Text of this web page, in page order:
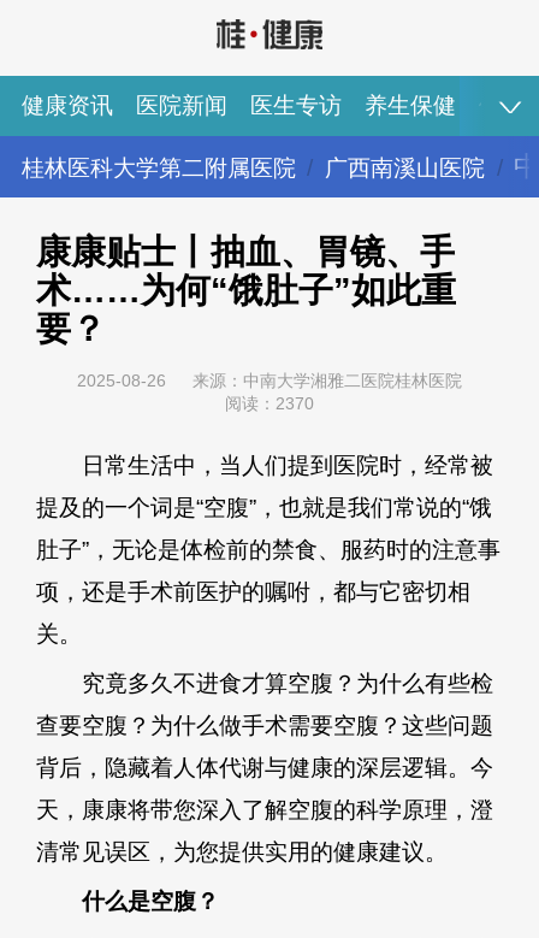
健康资讯 医院新闻 医生专访 养生保健 健康
桂林医科大学第二附属医院 广西南溪山医院
健康资讯 医院新闻 医生专访 养生保健 健康视频
专家推荐 图说健康
康康贴士丨抽血、胃镜、手
术……为何“饿肚子”如此重
要？
2025-08-26
来源：中南大学湘雅二医院桂林医院
阅读：2370
日常生活中，当人们提到医院时，经常被
提及的一个词是“空腹”，也就是我们常说的“饿
肚子”，无论是体检前的禁食、服药时的注意事
项，还是手术前医护的嘱咐，都与它密切相
关。
究竟多久不进食才算空腹？为什么有些检
查要空腹？为什么做手术需要空腹？这些问题
背后，隐藏着人体代谢与健康的深层逻辑。今
天，康康将带您深入了解空腹的科学原理，澄
清常见误区，为您提供实用的健康建议。
什么是空腹？